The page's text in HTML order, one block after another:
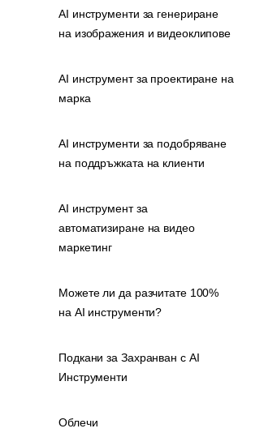
AI инструменти за генериране
на изображения и видеоклипове
AI инструмент за проектиране на
марка
AI инструменти за подобряване
на поддръжката на клиенти
AI инструмент за
автоматизиране на видео
маркетинг
Можете ли да разчитате 100%
на AI инструменти?
Подкани за Захранван с AI
Инструменти
Облечи